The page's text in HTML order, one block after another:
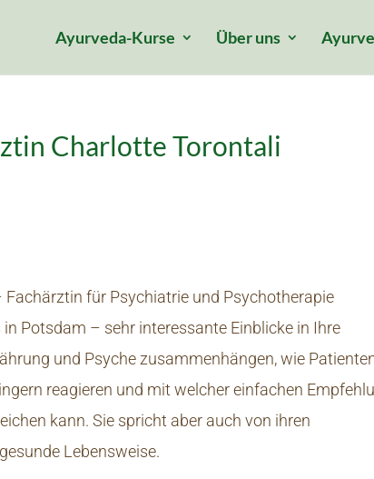
Ayurveda-Kurse Über uns
Charlotte Torontali
für Psychiatrie und Psychotherapie
Potsdam – sehr interessante Einblicke in Ihre
und Psyche zusammenhängen, wie
reagieren und mit welcher einfachen
kann. Sie spricht aber auch von ihren
Lebensweise.